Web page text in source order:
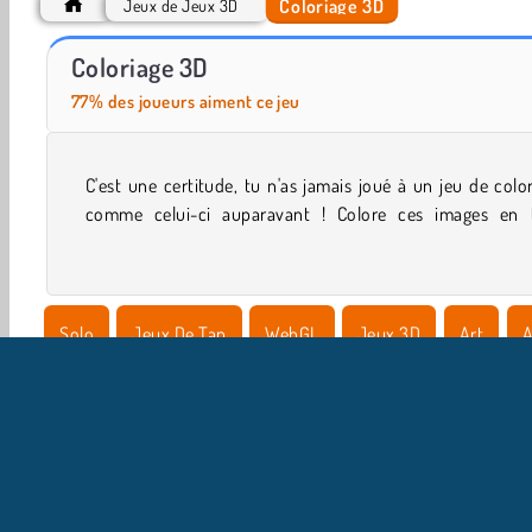
Let's Fish!
Jeux de Jeux 3D Coloriage 3D
Coloriage 3D
77% des joueurs aiment ce jeu
C'est une certitude, tu n'as jamais joué à un jeu de
comme celui-ci auparavant ! Colore ces images en
dimensions : des chiens aux chats en passant par des
Solo Jeux De Tap WebGL Jeux 3D Art